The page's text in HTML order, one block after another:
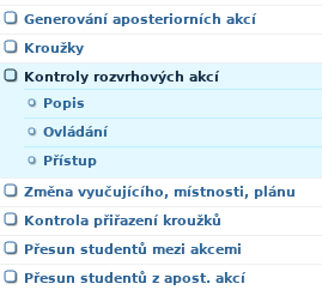
Generování aposteriorních akcí
Kroužky
Kontroly rozvrhových akcí
Popis
Ovládání
Přístup
Změna vyučujícího, místnosti, plánu
Kontrola přiřazení kroužků
Přesun studentů mezi akcemi
Přesun studentů z apost. akcí